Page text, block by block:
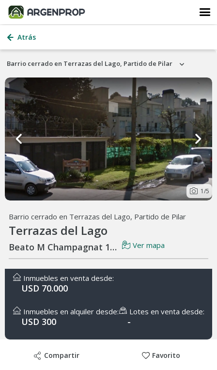
Atrás
Barrio cerrado en Terrazas del Lago, Partido de Pilar
1/5
Barrio cerrado en Terrazas del Lago, Partido de Pilar
Terrazas del Lago
Beato M Champagnat 1175 Ver mapa
Inmuebles en venta desde:
USD 70.000
Inmuebles en alquiler desde:
USD 300
Lotes en venta desde:
-
Compartir Favorito